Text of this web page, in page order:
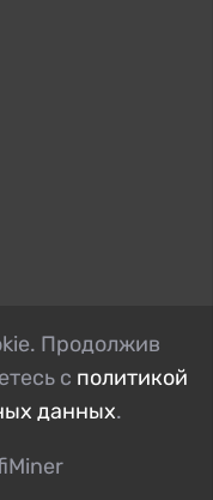
Продолжив
с политикой
данных.